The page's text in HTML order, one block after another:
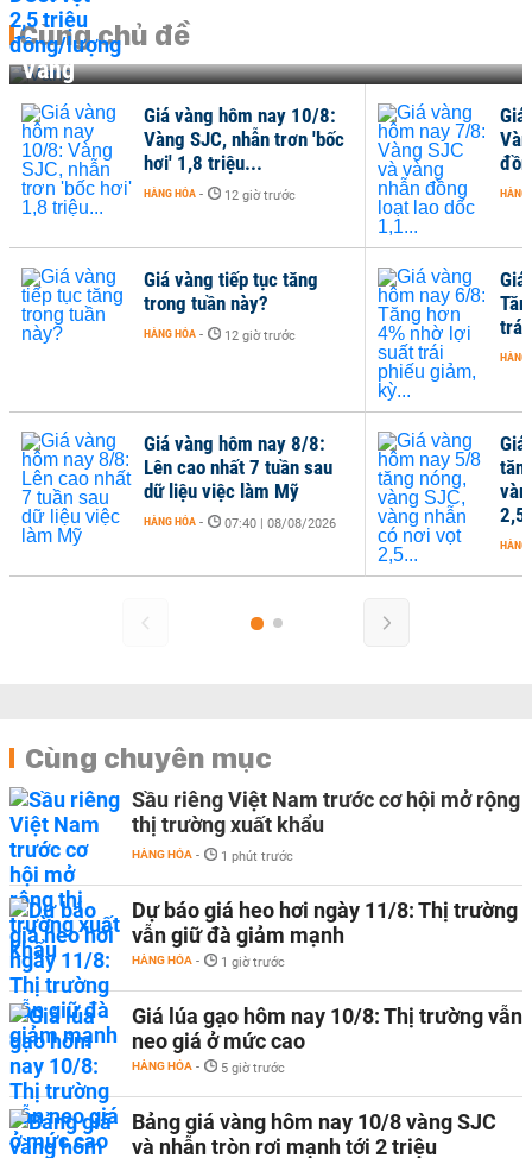
Cùng chủ đề
Vàng
Giá vàng hôm nay 10/8:
Vàng SJC, nhẫn trơn 'bốc
hơi' 1,8 triệu...
HÀNG HÓA - 12 giờ trước
Giá vàng tiếp tục tăng
trong tuần này?
HÀNG HÓA - 12 giờ trước
Giá vàng hôm nay 8/8:
Lên cao nhất 7 tuần sau
dữ liệu việc làm Mỹ
HÀNG HÓA - 07:40 | 08/08/2026
HÀNG
trái
HÀNG
HÀNG
Cùng chuyên mục
Sầu riêng Việt Nam trước cơ hội mở rộng
thị trường xuất khẩu
HÀNG HÓA - 1 phút trước
Dự báo giá heo hơi ngày 11/8: Thị trường
vẫn giữ đà giảm mạnh
HÀNG HÓA - 1 giờ trước
Giá lúa gạo hôm nay 10/8: Thị trường vẫn
neo giá ở mức cao
HÀNG HÓA - 5 giờ trước
Bảng giá vàng hôm nay 10/8 vàng SJC
và nhẫn tròn rơi mạnh tới 2 triệu